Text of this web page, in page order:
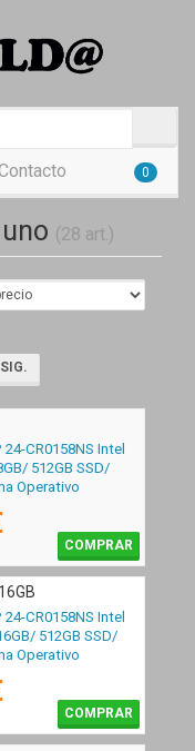
0
(28 art.)
SIG.
CR0158NS Intel
512GB SSD/
Operativo
COMPRAR
CR0158NS Intel
512GB SSD/
Operativo
COMPRAR